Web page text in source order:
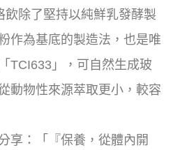
飲除了堅持以純鮮乳發酵製
作為基底的製造法，也是唯
TCI633」，可自然生成玻
動物性來源萃取更小，較容
享：「『保養，從體內開